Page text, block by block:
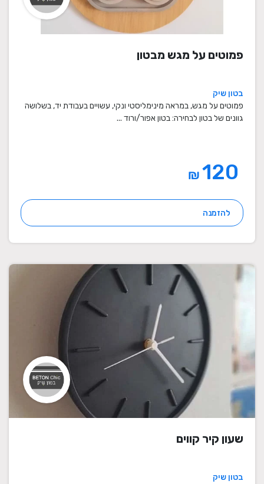
פמוטים על מגש מבטון
בטון שיק
פמוטים על מגש, במראה מינימליסטי ונקי, עשויים בעבודת יד, בשלושה
גוונים של בטון לבחירה: בטון אפור/ורוד ...
₪
להזמנה
שעון קיר קווים
בטון שיק